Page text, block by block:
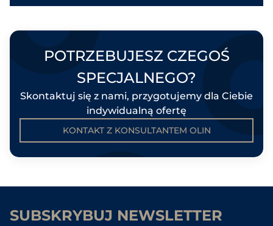
POTRZEBUJESZ CZEGOŚ
SPECJALNEGO?
Skontaktuj się z nami, przygotujemy dla Ciebie
indywidualną ofertę
KONTAKT Z KONSULTANTEM OLIN
SUBSKRYBUJ NEWSLETTER